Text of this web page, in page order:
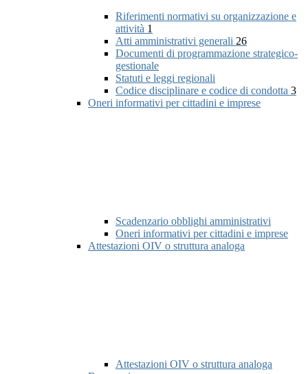
Riferimenti normativi su organizzazione e
attività 1
Atti amministrativi generali 26
Documenti di programmazione strategico-
gestionale
Statuti e leggi regionali
Codice disciplinare e codice di condotta 3
Oneri informativi per cittadini e imprese
Scadenzario obblighi amministrativi
Oneri informativi per cittadini e imprese
Attestazioni OIV o struttura analoga
Attestazioni OIV o struttura analoga